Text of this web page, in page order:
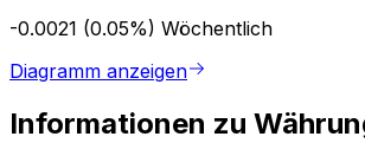
-0.0021 (0.05%) Wöchentlich
Diagramm anzeigen
Informationen zu